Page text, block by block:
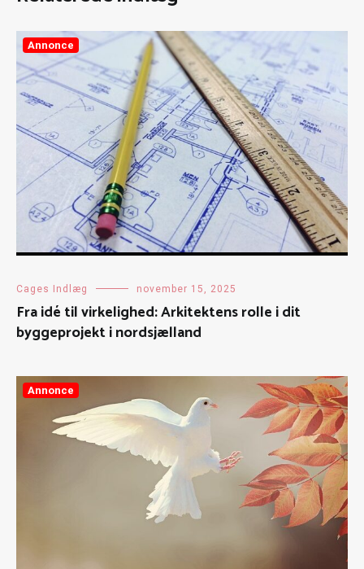
Annonce
Cages Indlæg november 15, 2025
Fra idé til virkelighed: Arkitektens rolle i dit
byggeprojekt i nordsjælland
Annonce